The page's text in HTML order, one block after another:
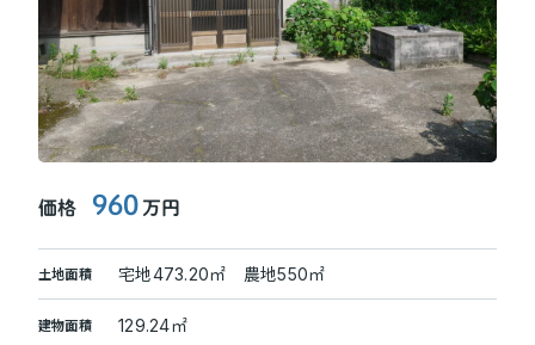
価格 960 万円
土地面積 宅地473.20㎡ 農地550㎡
建物面積 129.24㎡